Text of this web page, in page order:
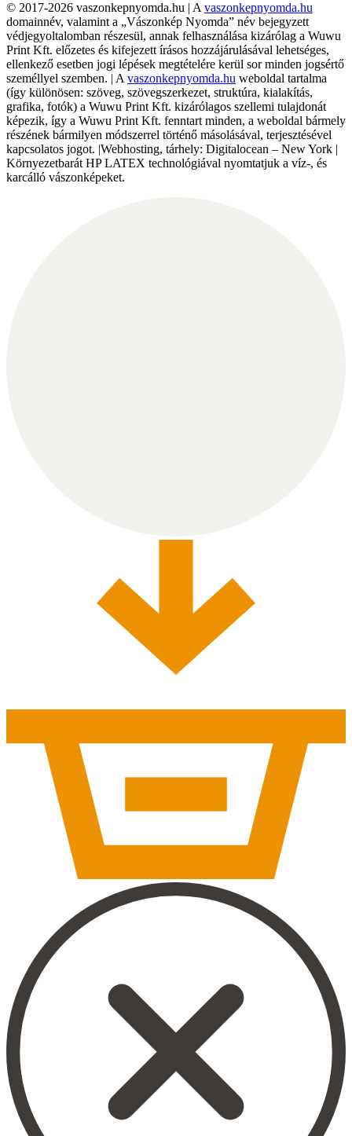
© 2017-2026 vaszonkepnyomda.hu | A vaszonkepnyomda.hu
domainnév, valamint a „Vászonkép Nyomda” név bejegyzett
védjegyoltalomban részesül, annak felhasználása kizárólag a Wuwu
Print Kft. előzetes és kifejezett írásos hozzájárulásával lehetséges,
ellenkező esetben jogi lépések megtételére kerül sor minden jogsértő
személlyel szemben. | A vaszonkepnyomda.hu weboldal tartalma
(így különösen: szöveg, szövegszerkezet, struktúra, kialakítás,
grafika, fotók) a Wuwu Print Kft. kizárólagos szellemi tulajdonát
képezik, így a Wuwu Print Kft. fenntart minden, a weboldal bármely
részének bármilyen módszerrel történő másolásával, terjesztésével
kapcsolatos jogot. |Webhosting, tárhely: Digitalocean – New York |
Környezetbarát HP LATEX technológiával nyomtatjuk a víz-, és
karcálló vászonképeket.